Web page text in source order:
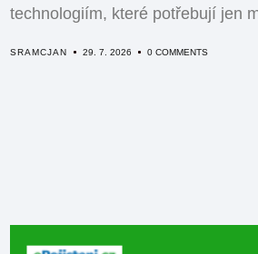
technologiím, které potřebují jen
SRAMCJAN 29. 7. 2026 0 COMMENTS